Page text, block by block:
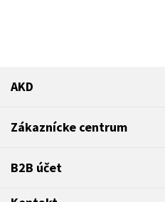
AKD
Zákaznícke centrum
B2B účet